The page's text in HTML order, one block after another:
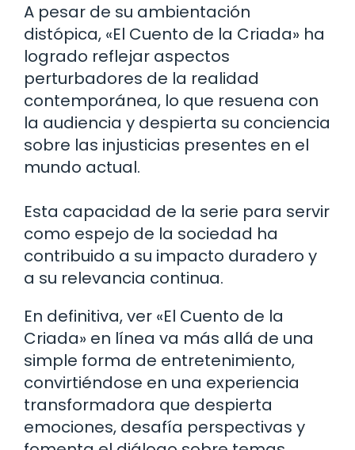
A pesar de su ambientación
distópica, «El Cuento de la Criada» ha
logrado reflejar aspectos
perturbadores de la realidad
contemporánea, lo que resuena con
la audiencia y despierta su conciencia
sobre las injusticias presentes en el
mundo actual.
Esta capacidad de la serie para servir
como espejo de la sociedad ha
contribuido a su impacto duradero y
a su relevancia continua.
En definitiva, ver «El Cuento de la
Criada» en línea va más allá de una
simple forma de entretenimiento,
convirtiéndose en una experiencia
transformadora que despierta
emociones, desafía perspectivas y